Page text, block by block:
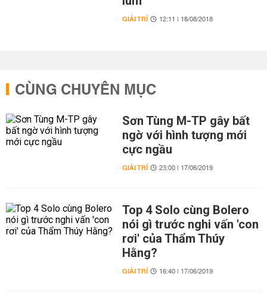
GIẢI TRÍ 12:11 | 18/08/2018
CÙNG CHUYÊN MỤC
Sơn Tùng M-TP gây bất
ngờ với hình tượng mới
cực ngầu
GIẢI TRÍ 23:00 | 17/06/2019
Top 4 Solo cùng Bolero
nói gì trước nghi vấn 'con
rơi' của Thẩm Thúy
Hằng?
GIẢI TRÍ 16:40 | 17/06/2019